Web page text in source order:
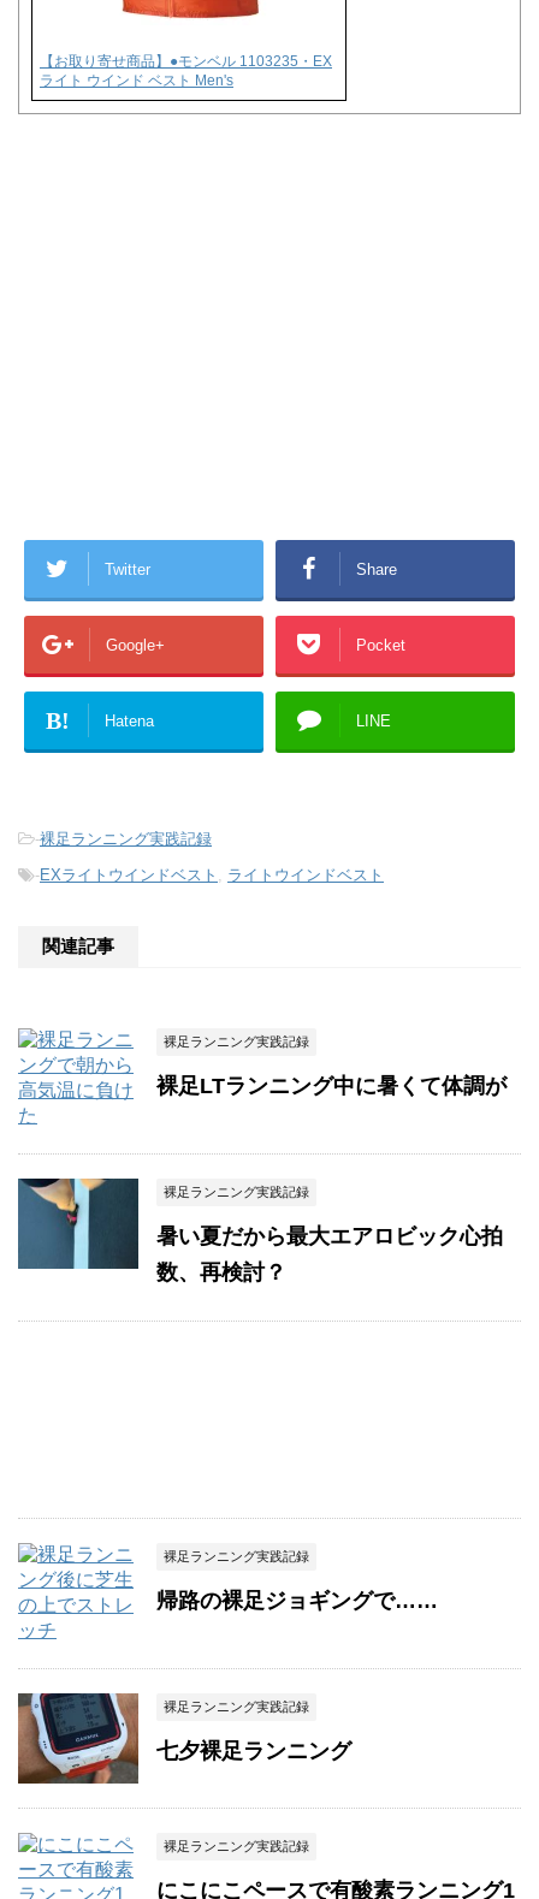
【お取り寄せ商品】●モンベル 1103235・EX
ライト ウインド ベスト Men's
Twitter Share
Google+ Pocket
B! Hatena LINE
-裸足ランニング実践記録
-EXライトウインドベスト , ライトウインドベスト
関連記事
裸足ランニング実践記録
裸足LTランニング中に暑くて体調が
裸足ランニング実践記録
暑い夏だから最大エアロビック心拍
数、再検討？
裸足ランニング実践記録
帰路の裸足ジョギングで……
裸足ランニング実践記録
七夕裸足ランニング
裸足ランニング実践記録
にこにこペースで有酸素ランニング1